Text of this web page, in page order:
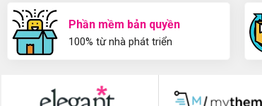
Phần mềm bản quyền
100% từ nhà phát triển